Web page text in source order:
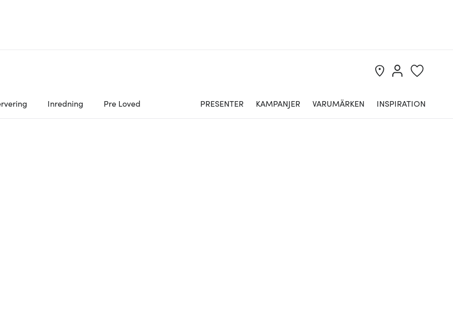
Inredning Pre Loved PRESENTER KAMPANJER VARUMÄRKEN INSPIRATION